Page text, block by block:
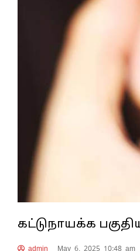
கட்டுநாயக்க
admin May 6, 2025 10:48 am